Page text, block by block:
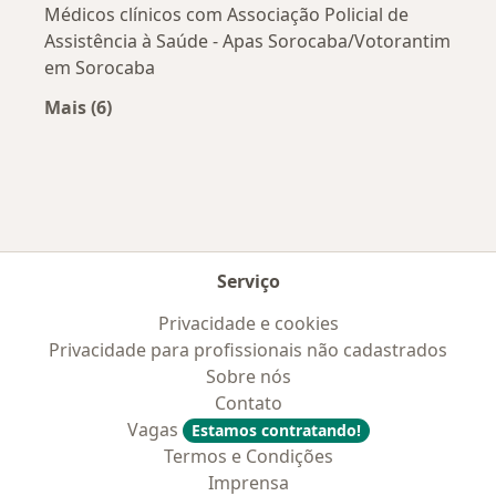
Médicos clínicos com Associação Policial de
Assistência à Saúde - Apas Sorocaba/Votorantim
em Sorocaba
Mais (6)
Serviço
Privacidade e cookies
Privacidade para profissionais não cadastrados
Sobre nós
Contato
Vagas
Estamos contratando!
Termos e Condições
Imprensa